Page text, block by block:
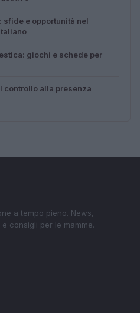
e opportunità nel
giochi e schede per
controllo alla presenza
a tempo pieno. News,
consigli per le mamme.